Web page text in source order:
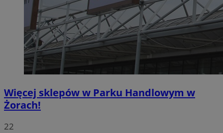
Więcej sklepów w Parku Handlowym w
Żorach!
22